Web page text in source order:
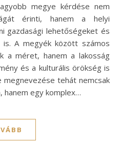
megye kérdése nem
érinti, hanem a helyi
gazdasági lehetőségeket és
A megyék között számos
a méret, hanem a lakosság
és a kulturális örökség is
tehát nemcsak
egy komplex…